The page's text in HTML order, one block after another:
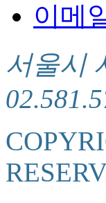
이메
서울시